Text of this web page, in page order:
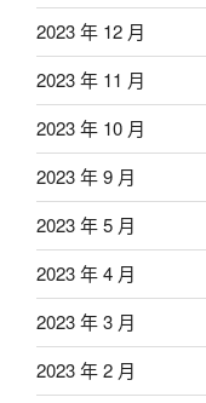
2023 年 12 月
2023 年 11 月
2023 年 10 月
2023 年 9 月
2023 年 5 月
2023 年 4 月
2023 年 3 月
2023 年 2 月